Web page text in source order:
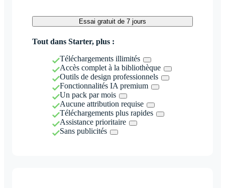
Essai gratuit de 7 jours
Tout dans Starter, plus :
Téléchargements illimités
Accès complet à la bibliothèque
Outils de design professionnels
Fonctionnalités IA premium
Un pack par mois
Aucune attribution requise
Téléchargements plus rapides
Assistance prioritaire
Sans publicités